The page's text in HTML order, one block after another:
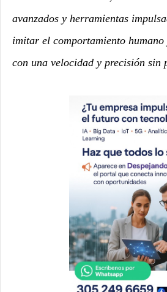
avanzados y herramientas
imitar el comportamiento humano
con una velocidad y precisión sin